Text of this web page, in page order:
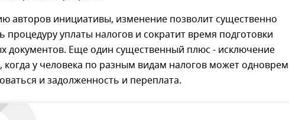
авторов инициативы, изменение позволит существенно
процедуру уплаты налогов и сократит время подготовки
документов. Еще один существенный плюс - исключение
когда у человека по разным видам налогов может
и задолженность и переплата.